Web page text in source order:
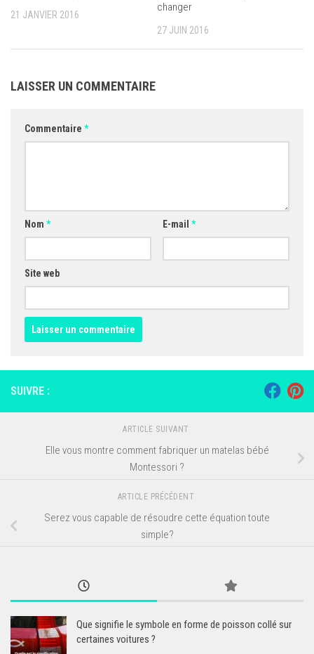
21 JANVIER 2016
changer
27 JUIN 2016
LAISSER UN COMMENTAIRE
Commentaire *
Nom * E-mail *
Site web
SUIVRE :
ARTICLE SUIVANT
Elle vous montre comment fabriquer un matelas bébé
Montessori ?
ARTICLE PRÉCÉDENT
Serez vous capable de résoudre cette équation toute
simple?
Que signifie le symbole en forme de poisson collé sur
certaines voitures ?